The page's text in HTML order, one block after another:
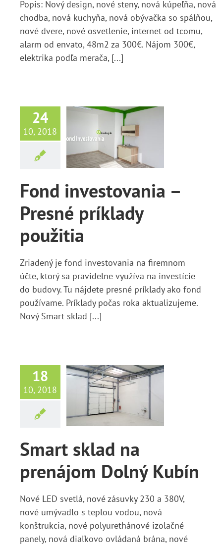
Popis: Nový design, nové steny, nová kúpeľňa, nová
chodba, nová kuchyňa, nová obývačka so spálňou,
nové dvere, nové osvetlenie, internet od tcomu,
alarm od envato, 48m2 za 300€. Nájom 300€,
elektrika podľa merača, [...]
24
10, 2018
Fond
Presné
SprávyFond investovania –
Presné príklady
použitia
Zriadený je fond investovania na firemnom
účte, ktorý sa pravidelne využíva na investície
do budovy. Tu nájdete presné príklady ako fond
používame. Príklady počas roka aktualizujeme.
Nový Smart sklad [...]
18
10, 2018
sklad
Kubín
Smart sklad na
prenájom Dolný Kubín
Nové LED svetlá, nové zásuvky 230 a 380V,
nové umývadlo s teplou vodou, nová
konštrukcia, nové polyurethánové izolačné
panely, nová diaľkovo ovládaná brána, nové